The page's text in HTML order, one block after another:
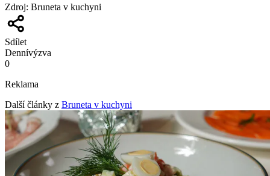
Zdroj: Bruneta v kuchyni
Sdílet
Dennívýzva
0
Reklama
Další články z Bruneta v kuchyni